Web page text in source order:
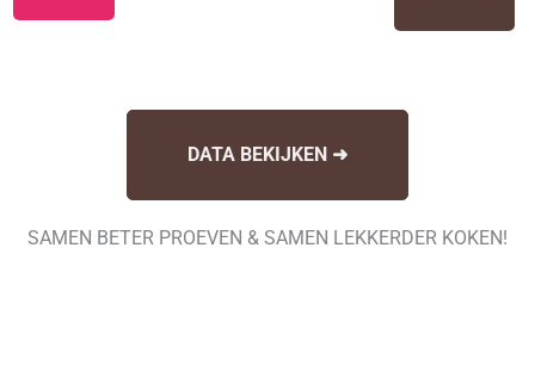
DATA BEKIJKEN ➜
SAMEN BETER PROEVEN & SAMEN LEKKERDER KOKEN!